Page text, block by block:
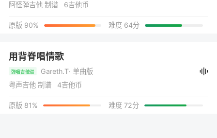
阿怪弹吉他 制谱 6吉他币
原版 90% 难度 64分
用背脊唱情歌
弹唱吉他谱 Gareth.T· 单曲版
粤声吉他 制谱 4吉他币
原版 81% 难度 72分